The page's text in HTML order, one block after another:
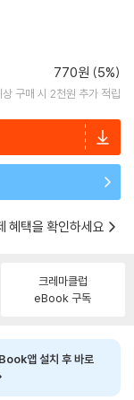
770원 (5%)
구매 시 2천원 추가 적립
혜택을 확인하세요
크레마클럽
eBook 구독
앱 설치 후 바로